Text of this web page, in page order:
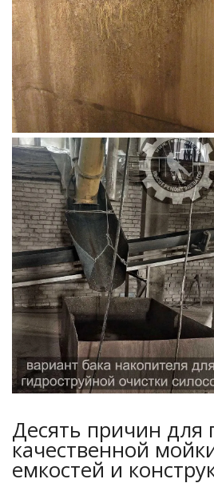
Десять причин для
качественной
емкостей и